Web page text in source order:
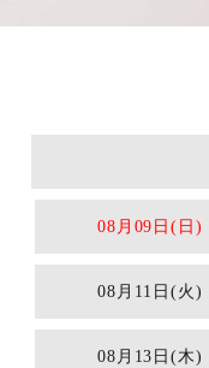
08月09日(日)
08月11日(火)
08月13日(木)